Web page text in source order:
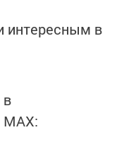
интересным в
в
MАХ: